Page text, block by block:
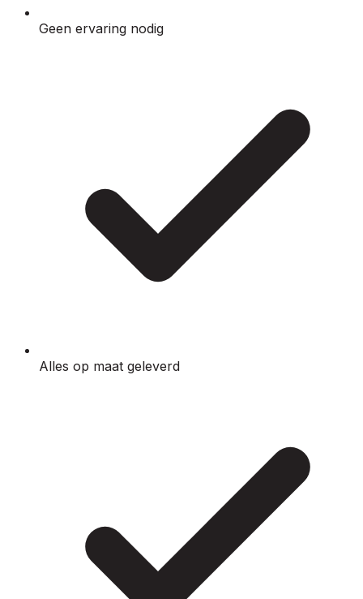
Geen ervaring nodig
Alles op maat geleverd